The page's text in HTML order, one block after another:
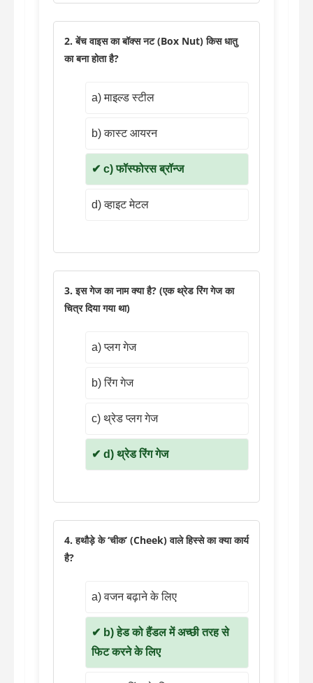
2. बेंच वाइस का बॉक्स नट (Box Nut) किस धातु
का बना होता है?
a) माइल्ड स्टील
b) कास्ट आयरन
c) फॉस्फोरस ब्रॉन्ज
d) व्हाइट मेटल
3. इस गेज का नाम क्या है? (एक थ्रेड रिंग गेज का
चित्र दिया गया था)
a) प्लग गेज
b) रिंग गेज
c) थ्रेड प्लग गेज
d) थ्रेड रिंग गेज
4. हथौड़े के ‘चीक’ (Cheek) वाले हिस्से का क्या कार्य
है?
a) वजन बढ़ाने के लिए
b) हेड को हैंडल में अच्छी तरह से
फिट करने के लिए